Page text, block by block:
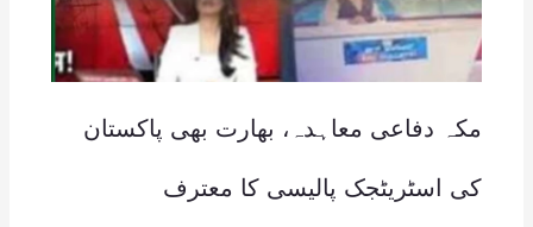
مکہ دفاعی معاہدہ، بھارت بھی پاکستان
کی اسٹریٹجک پالیسی کا معترف